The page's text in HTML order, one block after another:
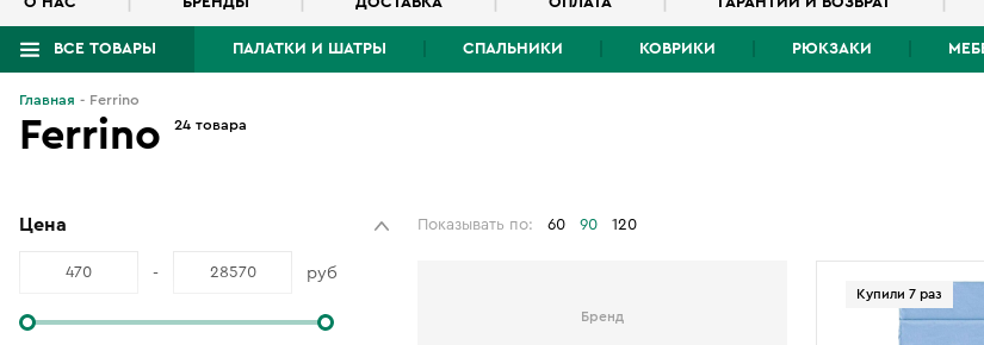
ВСЕ ТОВАРЫ ПАЛАТКИ И ШАТРЫ СПАЛЬНИКИ КОВРИКИ РЮКЗАКИ
Что будем искать?
Главная Ferrino
Ferrino 24 товара
Цена
- руб
Показывать по: 60 90 120
Бренд
Купили 7 раз